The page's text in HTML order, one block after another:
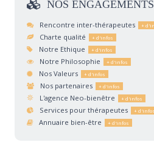
NOS ENGAGEMENTS
Rencontre inter-thérapeutes
Charte qualité
Notre Ethique
Notre Philosophie
Nos Valeurs
Nos partenaires
L'agence Neo-bienêtre
Services pour thérapeutes
Annuaire bien-être